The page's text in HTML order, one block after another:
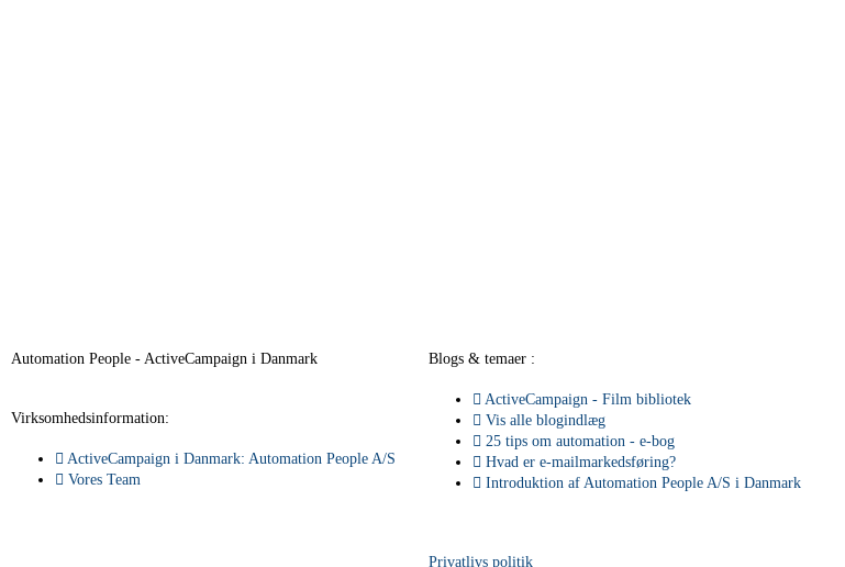
Automation People - ActiveCampaign i Danmark
Virksomhedsinformation:
ActiveCampaign i Danmark: Automation People A/S
Vores Team
Blogs & temaer :
ActiveCampaign - Film bibliotek
Vis alle blogindlæg
25 tips om automation - e-bog
Hvad er e-mailmarkedsføring?
Introduktion af Automation People A/S i Danmark
Privatlivs politik